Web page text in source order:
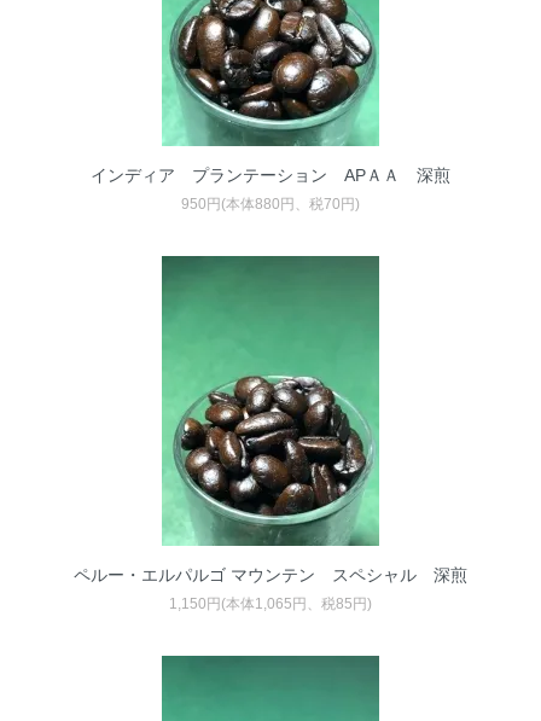
インディア プランテーション APＡＡ 深煎
950円(本体880円、税70円)
ペルー・エルパルゴ マウンテン スペシャル 深煎
1,150円(本体1,065円、税85円)